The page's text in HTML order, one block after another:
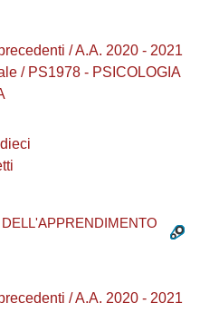
/ A.A. 2020 - 2021
/ PS1978 - PSICOLOGIA
/ A.A. 2020 - 2021